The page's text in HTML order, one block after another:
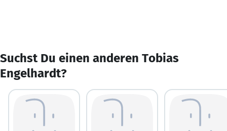
Suchst Du einen anderen Tobias
Engelhardt?